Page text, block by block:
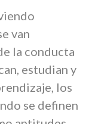
van
la conducta
estudian y
los
se definen